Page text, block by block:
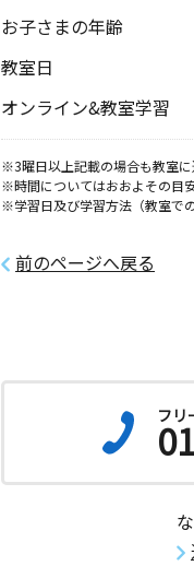
保谷栄
東京都西東京市栄町３丁
ひばり
月 火
0歳～高
ケ第５ １階
富士
0歳～高
お子さまの年齢
教室日
オンライン&教室学習
※3曜日以上記載の場合も教室に
※時間についてはおおよその目
※学習日及び学習方法（教室で
前のページへ戻る
フリ